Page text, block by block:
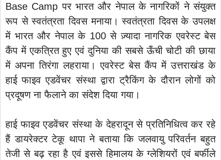
Base Camp पर भारत और नेपाल के नागरिकों ने संयुक्त
रूप से स्वतंत्रता दिवस मनाया। स्वतंत्रता दिवस के उपलक्ष
में भारत और नेपाल के 100 से ज़्यादा नागरिक एवरेस्ट बेस
कैंप में एकत्रित हुए एवं दुनिया की सबसे ऊँची चोटी की छाया
में अपना तिरंगा लहराया। एवरेस्ट बेस कैंप में उत्तराखंड के
हाई फाइव एडवेंचर संस्था द्वारा ट्रैकिंग के दौरान लोगों को
प्रदूषण ना फैलाने का संदेश दिया गया।
हाई फाइव एडवेंचर संस्था के देहरादून से प्रतिनिधित्व कर रहे
हैं डायरेक्टर टेकू थापा ने बताया कि जलवायु परिवर्तन बहुत
तेजी से बढ़ रहा है एवं इससे हिमालय के ग्लेशियरों एवं बर्फीले